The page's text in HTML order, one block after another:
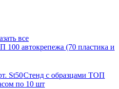
все
100 автокрепежа (70 пластика и
St50Стенд с образцами ТОП
по 10 шт